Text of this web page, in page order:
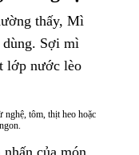
thấy, Mì
dùng. Sợi mì
lớp nước lèo
nghệ, tôm, thịt heo hoặc
của món